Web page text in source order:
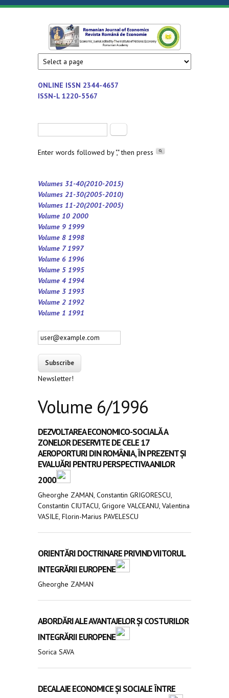
Skip to main content
Romanian
Journal of
Economics
Economic
journal
edited by
Institute
of
National
ONLINE ISSN 2344-4657
ISSN-L 1220-5567
Search
Enter words followed by "," then press
Volumes 31-40(2010-2015)
Volumes 21-30(2005-2010)
Volumes 11-20(2001-2005)
Volume 10 2000
Volume 9 1999
Volume 8 1998
Volume 7 1997
Volume 6 1996
Volume 5 1995
Volume 4 1994
Volume 3 1993
Volume 2 1992
Volume 1 1991
Newsletter!
Volume 6/1996
DEZVOLTAREA ECONOMICO-SOCIALĂ A
ZONELOR DESERVITE DE CELE 17
AEROPORTURI DIN ROMÂNIA, ÎN PREZENT ȘI
EVALUĂRI PENTRU PERSPECTIVA ANILOR
2000
Gheorghe ZAMAN, Constantin GRIGORESCU,
Constantin CIUTACU, Grigore VALCEANU, Valentina
VASILE, Florin-Marius PAVELESCU
ORIENTĂRI DOCTRINARE PRIVIND VIITORUL
INTEGRĂRII EUROPENE
Gheorghe ZAMAN
ABORDĂRI ALE AVANTAJELOR ȘI COSTURILOR
INTEGRĂRII EUROPENE
Sorica SAVA
DECALAJE ECONOMICE ȘI SOCIALE ÎNTRE